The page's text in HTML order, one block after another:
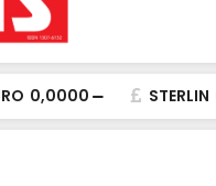
0,0000 STERLIN